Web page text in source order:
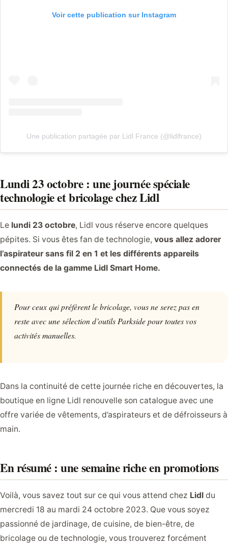
Voir cette publication sur Instagram
Une publication partagée par Lidl France (@lidlfrance)
Lundi 23 octobre : une journée spéciale
technologie et bricolage chez Lidl
Le lundi 23 octobre, Lidl vous réserve encore quelques
pépites. Si vous êtes fan de technologie, vous allez adorer
l’aspirateur sans fil 2 en 1 et les différents appareils
connectés de la gamme Lidl Smart Home.
Pour ceux qui préfèrent le bricolage, vous ne serez pas en
reste avec une sélection d’outils Parkside pour toutes vos
activités manuelles.
Dans la continuité de cette journée riche en découvertes, la
boutique en ligne Lidl renouvelle son catalogue avec une
offre variée de vêtements, d’aspirateurs et de défroisseurs à
main.
En résumé : une semaine riche en promotions
Voilà, vous savez tout sur ce qui vous attend chez Lidl du
mercredi 18 au mardi 24 octobre 2023. Que vous soyez
passionné de jardinage, de cuisine, de bien-être, de
bricolage ou de technologie, vous trouverez forcément